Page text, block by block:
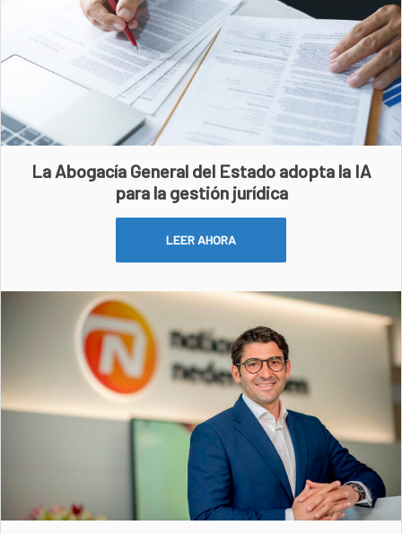
La Abogacía General del Estado adopta la IA
para la gestión jurídica
LEER AHORA